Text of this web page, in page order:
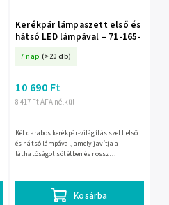
Kerékpár lámpaszett első és
hátsó LED lámpával – 71-165-
7 nap (>20 db)
8 417 Ft ÁFA nélkül
10 690 Ft
Kosárba
Két darabos kerékpár-világítás szett első
és hátsó lámpával, amely javítja a
láthatóságot sötétben és rossz